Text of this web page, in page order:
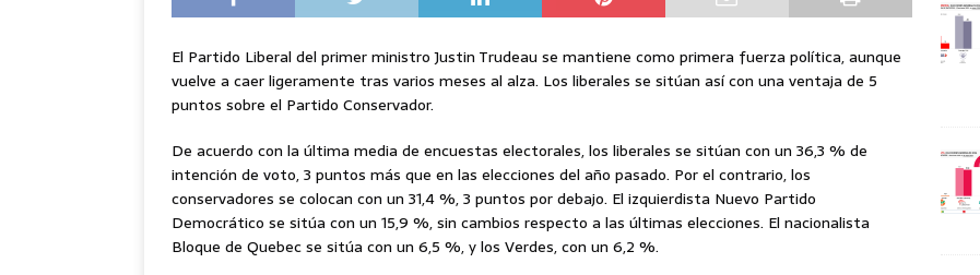
El Partido Liberal del primer ministro Justin Trudeau se mantiene como primera fuerza política, aunque
vuelve a caer ligeramente tras varios meses al alza. Los liberales se sitúan así con una ventaja de 5
puntos sobre el Partido Conservador.
De acuerdo con la última media de encuestas electorales, los liberales se sitúan con un 36,3 % de
intención de voto, 3 puntos más que en las elecciones del año pasado. Por el contrario, los
conservadores se colocan con un 31,4 %, 3 puntos por debajo. El izquierdista Nuevo Partido
Democrático se sitúa con un 15,9 %, sin cambios respecto a las últimas elecciones. El nacionalista
Bloque de Quebec se sitúa con un 6,5 %, y los Verdes, con un 6,2 %.